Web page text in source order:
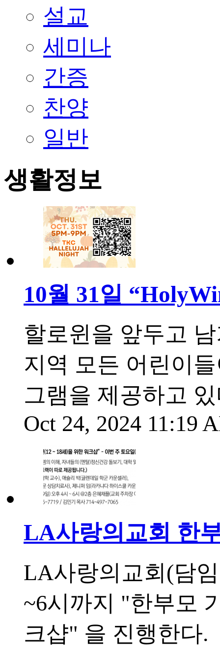
설교
세미나
간증
찬양
일반
생활정보
10월 31일
할로윈을 앞두고
지역 모든 어린이
그램을 제공하고
Oct 24, 2024 11:19
LA사랑의교회 한
LA사랑의교회(담
~6시까지 "한부모
크샵" 을 진행한다.